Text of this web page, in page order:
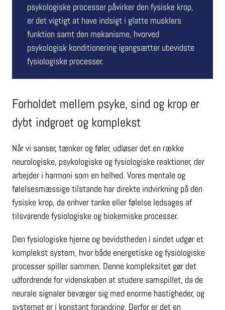
psykologiske processer påvirker den fysiske krop,
er det vigtigt at have indsigt i glatte musklers
funktion samt den mekanisme, hvorved
psykologisk konditionering igangsætter ubevidste
fysiologiske processer.
Forholdet mellem psyke, sind og krop er
dybt indgroet og komplekst
Når vi sanser, tænker og føler, udløser det en række
neurologiske, psykologiske og fysiologiske reaktioner, der
arbejder i harmoni som en helhed. Vores mentale og
følelsesmæssige tilstande har direkte indvirkning på den
fysiske krop, da enhver tanke eller følelse ledsages af
tilsvarende fysiologiske og biokemiske processer.
Den fysiologiske hjerne og bevidstheden i sindet udgør et
komplekst system, hvor både energetiske og fysiologiske
processer spiller sammen. Denne kompleksitet gør det
udfordrende for videnskaben at studere samspillet, da de
neurale signaler bevæger sig med enorme hastigheder, og
systemet er i konstant forandring. Derfor er det en